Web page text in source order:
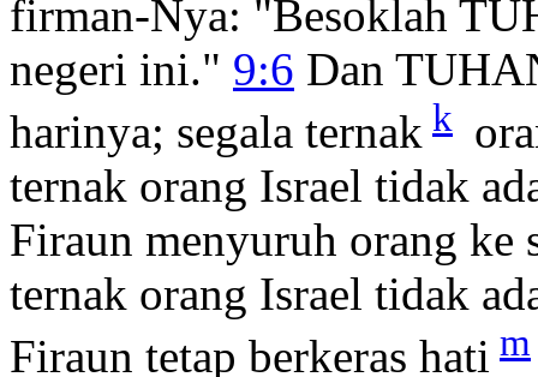
firman-Nya: "Besoklah
negeri ini." 9:6 Dan
harinya; segala ternak k
ternak orang Israel tidak
Firaun menyuruh orang ke
ternak orang Israel tidak
Firaun tetap berkeras hati m